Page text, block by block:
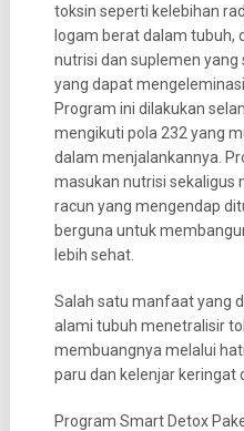
toksin seperti kelebihan
logam berat dalam tubuh,
nutrisi dan suplemen
yang dapat
Program ini dilakukan
mengikuti pola 232 yang
dalam menjalankannya.
masukan nutrisi
racun yang mengendap
berguna untuk
lebih sehat.
Salah satu manfaat yang
alami tubuh menetralisir
membuangnya melalui
paru dan kelenjar keringat
Program Smart Detox